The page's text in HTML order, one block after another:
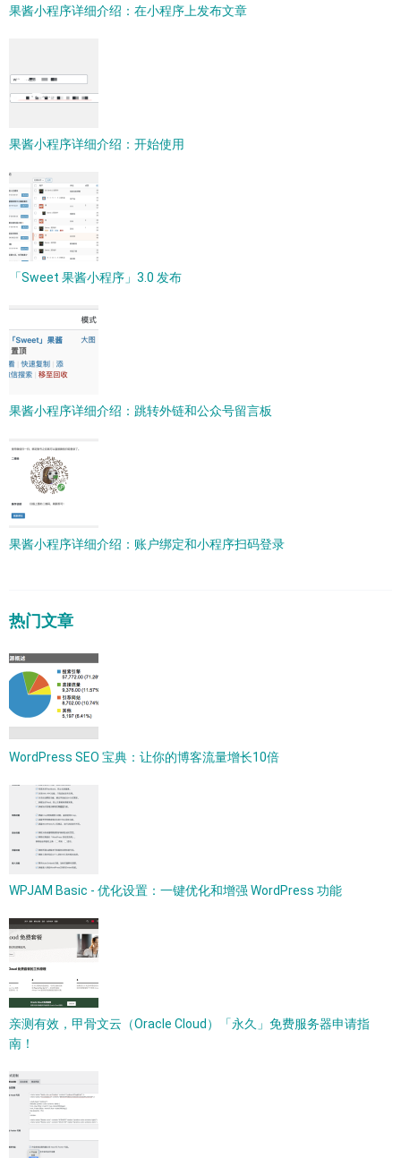
果酱小程序详细介绍：在小程序上发布文章
果酱小程序详细介绍：开始使用
「Sweet 果酱小程序」3.0 发布
果酱小程序详细介绍：跳转外链和公众号留言板
果酱小程序详细介绍：账户绑定和小程序扫码登录
热门文章
WordPress SEO 宝典：让你的博客流量增长10倍
WPJAM Basic - 优化设置：一键优化和增强 WordPress 功能
亲测有效，甲骨文云（Oracle Cloud）「永久」免费服务器申请指
南！